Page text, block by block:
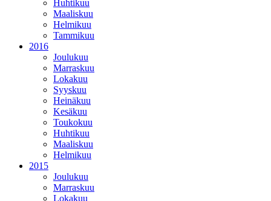
Huhtikuu
Maaliskuu
Helmikuu
Tammikuu
2016
Joulukuu
Marraskuu
Lokakuu
Syyskuu
Heinäkuu
Kesäkuu
Toukokuu
Huhtikuu
Maaliskuu
Helmikuu
2015
Joulukuu
Marraskuu
Lokakuu